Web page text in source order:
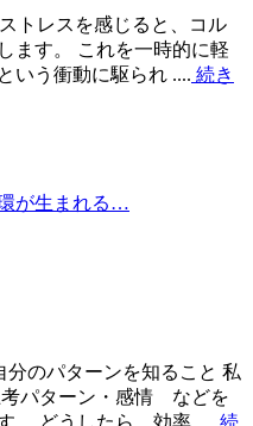
トレスを感じると、コル
ます。 これを一時的に軽
いう衝動に駆られ .... 続き
が生まれる…
のパターンを知ること 私
考パターン・感情 などを
どうしたら、効率 ....
続